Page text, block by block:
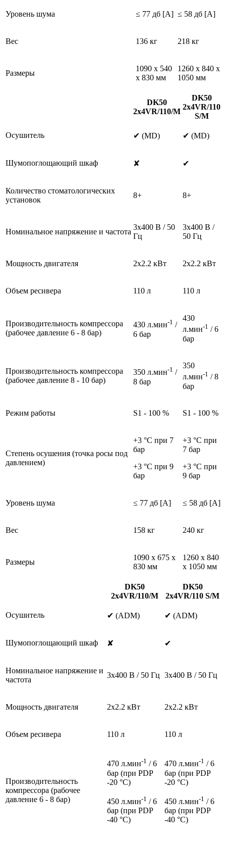
Уровень шума ≤ 77 дб [A] ≤ 58 дб [A]
Вес 136 кг 218 кг
Размеры
1090 x 540
x 830 мм
1260 x 840 x
1050 мм
DK50
2x4VR/110/M
DK50
2x4VR/110
S/M
Осушитель ✔ (MD) ✔ (MD)
Шумопоглощающий шкаф ✘ ✔
Количество стоматологических
установок
8+ 8+
Номинальное напряжение и частота
3x400 В / 50
Гц
3x400 В /
50 Гц
Мощность двигателя 2x2.2 кВт 2x2.2 кВт
Объем ресивера 110 л 110 л
Производительность компрессора
(pабочее давление 6 - 8 бар)
430 л.мин-1 /
6 бар
430
л.мин-1 / 6
бар
Производительность компрессора
(pабочее давление 8 - 10 бар)
350 л.мин-1 /
8 бар
350
л.мин-1 / 8
бар
Pежим работы S1 - 100 % S1 - 100 %
Степень осушения (точка росы под
давлением)
+3 °C при 7
бар
+3 °C при 9
бар
+3 °C при
7 бар
+3 °C при
9 бар
Уровень шума ≤ 77 дб [A] ≤ 58 дб [A]
Вес 158 кг 240 кг
Размеры
1090 x 675 x
830 мм
1260 x 840
x 1050 мм
DK50
2x4VR/110/M
DK50
2x4VR/110 S/M
Осушитель ✔ (ADM) ✔ (ADM)
Шумопоглощающий шкаф ✘ ✔
Номинальное напряжение и
частота
3x400 В / 50 Гц 3x400 В / 50 Гц
Мощность двигателя 2x2.2 кВт 2x2.2 кВт
Объем ресивера 110 л 110 л
Производительность
компрессора (pабочее
давление 6 - 8 бар)
470 л.мин-1 / 6
бар (при PDP
-20 °C)
450 л.мин-1 / 6
бар (при PDP
-40 °C)
470 л.мин-1 / 6
бар (при PDP
-20 °C)
450 л.мин-1 / 6
бар (при PDP
-40 °C)